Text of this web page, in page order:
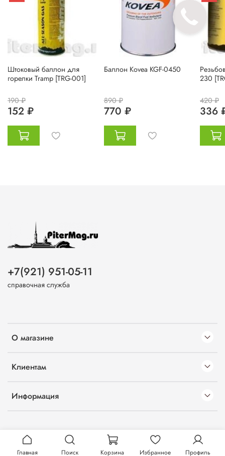
Штоковый баллон для
горелки Tramp [TRG-001]
190 ₽
152 ₽
Баллон Kovea KGF-0450
890 ₽
770 ₽
230
420 ₽
336
О магазине
Клиентам
Информация
+7(921) 951-05-11
справочная служба
Главная Поиск Корзина Избранное Профиль